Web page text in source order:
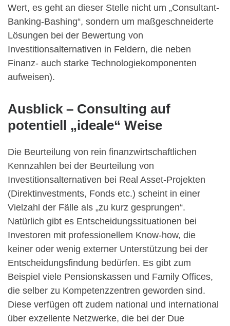
Wert, es geht an dieser Stelle nicht um „Consultant-
Banking-Bashing“, sondern um maßgeschneiderte
Lösungen bei der Bewertung von
Investitionsalternativen in Feldern, die neben
Finanz- auch starke Technologiekomponenten
aufweisen).
Ausblick – Consulting auf
potentiell „ideale“ Weise
Die Beurteilung von rein finanzwirtschaftlichen
Kennzahlen bei der Beurteilung von
Investitionsalternativen bei Real Asset-Projekten
(Direktinvestments, Fonds etc.) scheint in einer
Vielzahl der Fälle als „zu kurz gesprungen“.
Natürlich gibt es Entscheidungssituationen bei
Investoren mit professionellem Know-how, die
keiner oder wenig externer Unterstützung bei der
Entscheidungsfindung bedürfen. Es gibt zum
Beispiel viele Pensionskassen und Family Offices,
die selber zu Kompetenzzentren geworden sind.
Diese verfügen oft zudem national und international
über exzellente Netzwerke, die bei der Due